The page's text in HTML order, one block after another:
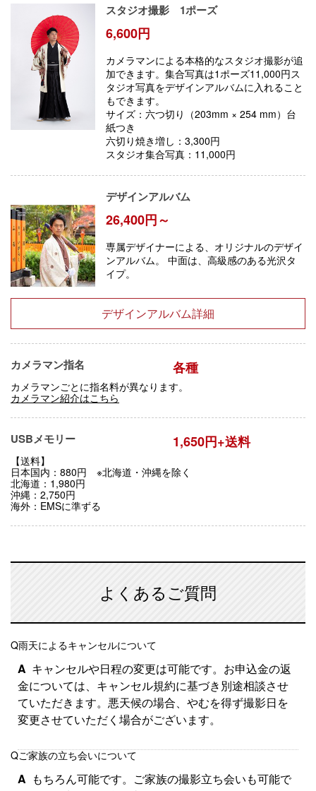
スタジオ撮影 1ポーズ
6,600円
カメラマンによる本格的なスタジオ撮影が追
加できます。集合写真は1ポーズ11,000円ス
タジオ写真をデザインアルバムに入れること
もできます。
サイズ：六つ切り（203mm × 254 mm）台
紙つき
六切り焼き増し：3,300円
​スタジオ集合写真：11,000円
デザインアルバム
26,400円～
専属デザイナーによる、オリジナルのデザイ
ンアルバム。 中面は、高級感のある光沢タ
イプ。
デザインアルバム詳細
カメラマン指名 各種
カメラマンごとに指名料が異なります。
カメラマン紹介はこちら
USBメモリー 1,650円+送料
【送料】
日本国内：880円 ※北海道・沖縄を除く
北海道：1,980円
沖縄：2,750円
海外：EMSに準ずる
よくあるご質問
Q雨天によるキャンセルについて
A キャンセルや日程の変更は可能です。お申込金の返
金については、キャンセル規約に基づき別途相談させ
ていただきます。悪天候の場合、やむを得ず撮影日を
変更させていただく場合がございます。
Qご家族の立ち会いについて
A もちろん可能です。ご家族の撮影立ち会いも可能で